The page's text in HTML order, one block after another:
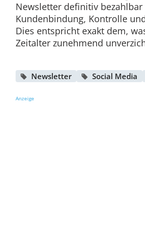
Newsletter definitiv bezahlbar
Kundenbindung, Kontrolle
Dies entspricht exakt dem,
Zeitalter zunehmend
Newsletter Social Media
Anzeige